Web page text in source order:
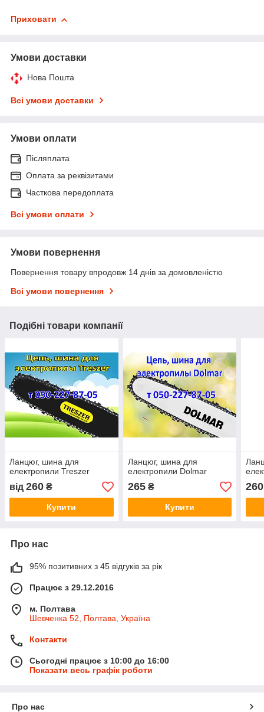
Приховати
Умови доставки
Нова Пошта
Всі умови доставки
Умови оплати
Післяплата
Оплата за реквізитами
Часткова передоплата
Всі умови оплати
Умови повернення
Повернення товару впродовж 14 днів за домовленістю
Всі умови повернення
Подібні товари компанії
Ланцюг, шина для
електропили Treszer
від 260 ₴
Купити
Ланцюг, шина для
електропили Dolmar
265₴
Купити
260
Про нас
95% позитивних з 45 відгуків за рік
Працює з 29.12.2016
м. Полтава
Шевченка 52, Полтава, Україна
Контакти
Сьогодні працює з 10:00 до 16:00
Показати весь графік роботи
Про нас